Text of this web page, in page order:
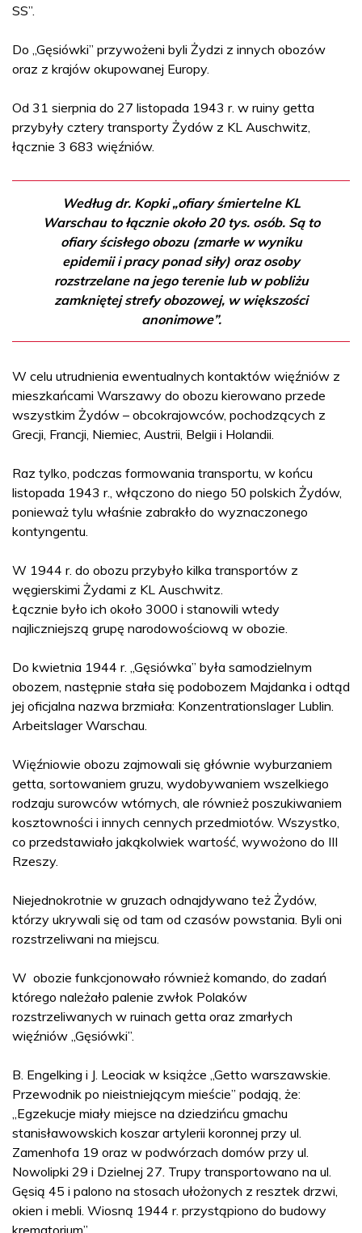
SS”.
Do „Gęsiówki” przywożeni byli Żydzi z innych obozów
oraz z krajów okupowanej Europy.
Od 31 sierpnia do 27 listopada 1943 r. w ruiny getta
przybyły cztery transporty Żydów z KL Auschwitz,
łącznie 3 683 więźniów.
Według dr. Kopki „ofiary śmiertelne KL
Warschau to łącznie około 20 tys. osób. Są to
ofiary ścisłego obozu (zmarłe w wyniku
epidemii i pracy ponad siły) oraz osoby
rozstrzelane na jego terenie lub w pobliżu
zamkniętej strefy obozowej, w większości
anonimowe”.
W celu utrudnienia ewentualnych kontaktów więźniów z
mieszkańcami Warszawy do obozu kierowano przede
wszystkim Żydów – obcokrajowców, pochodzących z
Grecji, Francji, Niemiec, Austrii, Belgii i Holandii.
Raz tylko, podczas formowania transportu, w końcu
listopada 1943 r., włączono do niego 50 polskich Żydów,
ponieważ tylu właśnie zabrakło do wyznaczonego
kontyngentu.
W 1944 r. do obozu przybyło kilka transportów z
węgierskimi Żydami z KL Auschwitz.
Łącznie było ich około 3000 i stanowili wtedy
najliczniejszą grupę narodowościową w obozie.
Do kwietnia 1944 r. „Gęsiówka” była samodzielnym
obozem, następnie stała się podobozem Majdanka i odtąd
jej oficjalna nazwa brzmiała: Konzentrationslager Lublin.
Arbeitslager Warschau.
Więźniowie obozu zajmowali się głównie wyburzaniem
getta, sortowaniem gruzu, wydobywaniem wszelkiego
rodzaju surowców wtórnych, ale również poszukiwaniem
kosztowności i innych cennych przedmiotów. Wszystko,
co przedstawiało jakąkolwiek wartość, wywożono do III
Rzeszy.
Niejednokrotnie w gruzach odnajdywano też Żydów,
którzy ukrywali się od tam od czasów powstania. Byli oni
rozstrzeliwani na miejscu.
W obozie funkcjonowało również komando, do zadań
którego należało palenie zwłok Polaków
rozstrzeliwanych w ruinach getta oraz zmarłych
więźniów „Gęsiówki”.
B. Engelking i J. Leociak w książce „Getto warszawskie.
Przewodnik po nieistniejącym mieście” podają, że:
„Egzekucje miały miejsce na dziedzińcu gmachu
stanisławowskich koszar artylerii koronnej przy ul.
Zamenhofa 19 oraz w podwórzach domów przy ul.
Nowolipki 29 i Dzielnej 27. Trupy transportowano na ul.
Gęsią 45 i palono na stosach ułożonych z resztek drzwi,
okien i mebli. Wiosną 1944 r. przystąpiono do budowy
krematorium”.